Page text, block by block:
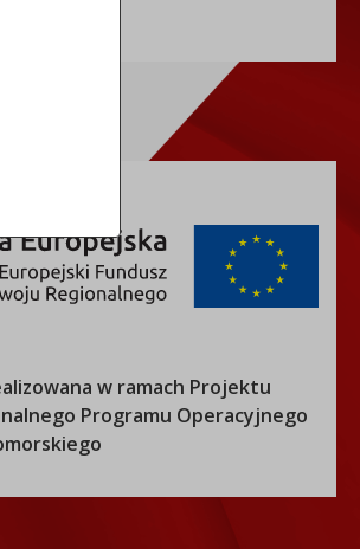
w ramach Projektu
Programu Operacyjnego